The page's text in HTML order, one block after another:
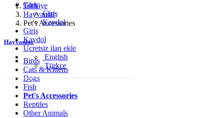
Giriş
Giriş
Kaydol
Giriş
Kaydol
Ücretsiz ilan ekle
English
Türkçe
Türkiye
Hayvanlar
Pet's Accessories
Hayvanlar
Birds
Cats & Kittens
Dogs
Fish
Pet's Accessories
Reptiles
Other Animals